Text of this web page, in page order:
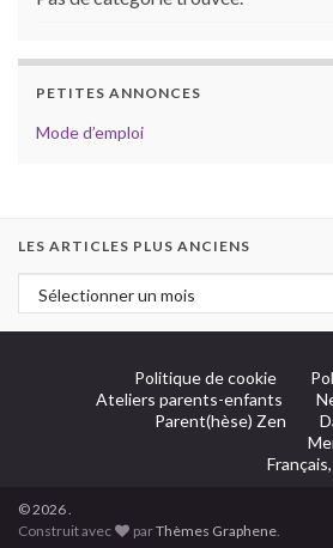
PETITES ANNONCES
Mode d’emploi
LES ARTICLES PLUS ANCIENS
Politique de cookie
Ateliers parents-enfants
Parent(hèse) Zen
© 2026 .
Construit avec
parThèmes Graphene.